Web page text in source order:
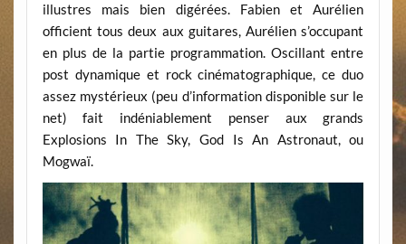
illustres mais bien digérées. Fabien et Aurélien
officient tous deux aux guitares, Aurélien s’occupant
en plus de la partie programmation. Oscillant entre
post dynamique et rock cinématographique, ce duo
assez mystérieux (peu d’information disponible sur le
net) fait indéniablement penser aux grands
Explosions In The Sky, God Is An Astronaut, ou
Mogwaï.